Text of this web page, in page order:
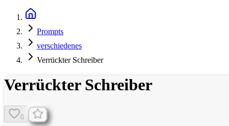
Prompts
verschiedenes
Verrückter Schreiber
Verrückter Schreiber
0